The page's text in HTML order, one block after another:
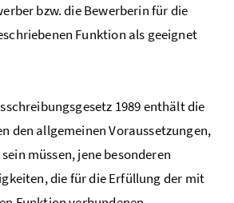
bzw. die Bewerberin für die
Funktion als geeignet
1989 enthält die
den allgemeinen Voraussetzungen,
müssen, jene besonderen
die für die Erfüllung der mit